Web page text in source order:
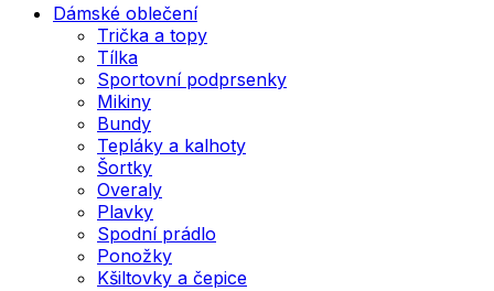
Dámské oblečení
Trička a topy
Tílka
Sportovní podprsenky
Mikiny
Bundy
Tepláky a kalhoty
Šortky
Overaly
Plavky
Spodní prádlo
Ponožky
Kšiltovky a čepice